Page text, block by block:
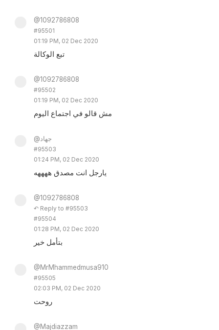
@1092786808
#95501
01:19 PM, 02 Dec 2020
تبع الوكالة
@1092786808
#95502
01:19 PM, 02 Dec 2020
مش قالو في اجتماع اليوم
@جهاد
#95503
01:24 PM, 02 Dec 2020
يارجل انت مصدق ههههه
@1092786808
↶ Reply to #95503
#95504
01:28 PM, 02 Dec 2020
بتأمل خير
@MrMhammedmusa910
#95505
02:03 PM, 02 Dec 2020
روحت
@Majdiazzam